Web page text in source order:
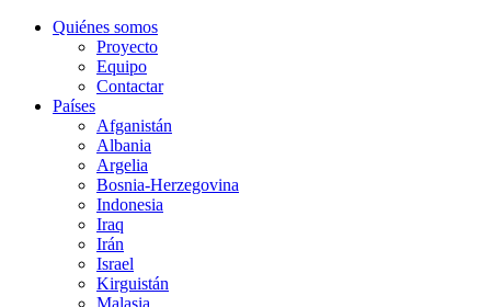
Quiénes somos
Proyecto
Equipo
Contactar
Países
Afganistán
Albania
Argelia
Bosnia-Herzegovina
Indonesia
Iraq
Irán
Israel
Kirguistán
Malasia